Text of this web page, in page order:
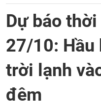
Dự báo
27/10: Hầu
trời lạnh
đêm